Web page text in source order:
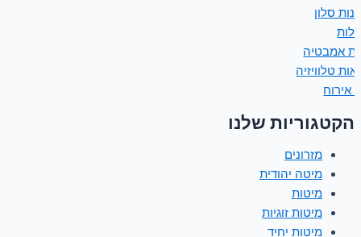
סלון
אמבטיה
טלוויזיה
אירוח
הקטגוריות שלנו
מזרונים
מיטה יהודית
מיטות
מיטות זוגיות
מיטות יחיד